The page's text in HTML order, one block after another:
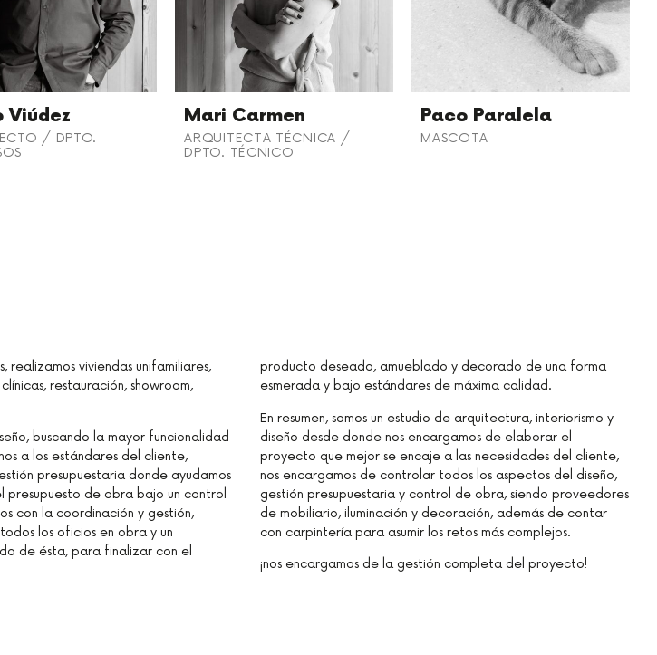
Viúdez
/ DPTO.
Mari Carmen
ARQUITECTA TÉCNICA /
DPTO. TÉCNICO
Paco Paralela
MASCOTA
realizamos viviendas unifamiliares,
restauración, showroom,
buscando la mayor funcionalidad
a los estándares del cliente,
presupuestaria donde ayudamos
de obra bajo un control
con la coordinación y gestión,
los oficios en obra y un
de ésta, para finalizar con el
producto deseado, amueblado y decorado de una forma
esmerada y bajo estándares de máxima calidad.
En resumen, somos un estudio de arquitectura, interiorismo y
diseño desde donde nos encargamos de elaborar el
proyecto que mejor se encaje a las necesidades del cliente,
nos encargamos de controlar todos los aspectos del diseño,
gestión presupuestaria y control de obra, siendo proveedores
de mobiliario, iluminación y decoración, además de contar
con carpintería para asumir los retos más complejos.
¡nos encargamos de la gestión completa del proyecto!